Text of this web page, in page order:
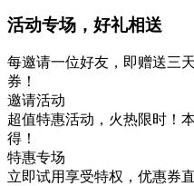
活动专场，好礼相送
每邀请一位好友，即赠送三
券！
邀请活动
超值特惠活动，火热限时！
得！
特惠专场
立即试用享受特权，优惠券